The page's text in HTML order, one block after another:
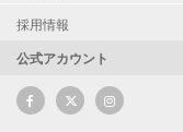
採用情報
公式アカウント